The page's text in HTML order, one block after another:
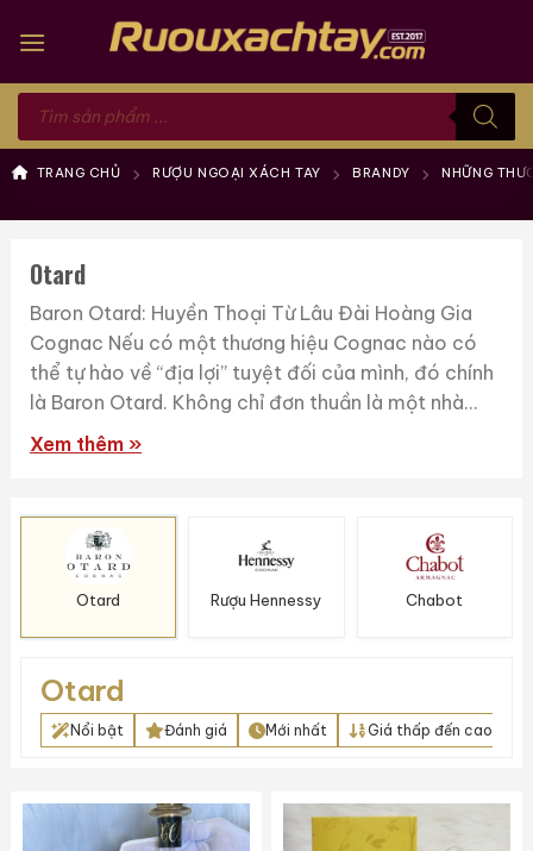
Tìm
kiếm
phẩm
TRANG CHỦ RƯỢU NGOẠI XÁCH TAY BRANDY NHỮNG
Otard
Baron Otard: Huyền Thoại Từ Lâu Đài Hoàng Gia
Cognac Nếu có một thương hiệu Cognac nào có
thể tự hào về “địa lợi” tuyệt đối của mình, đó chính
là Baron Otard. Không chỉ đơn thuần là một nhà...
Xem thêm »
Otard Rượu Hennessy Chabot
Otard
Nổi bật Đánh giá Mới nhất Giá thấp đến cao